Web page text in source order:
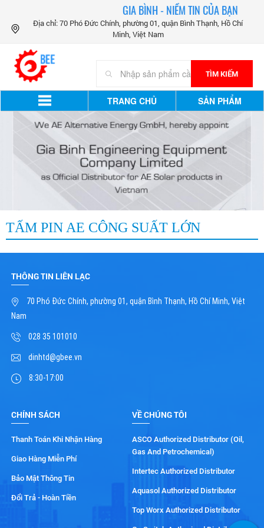
GIA BÌNH - NIỀM TIN CỦA BẠN
Địa chỉ: 70 Phó Đức Chính, phường 01, quận Bình Thạnh, Hồ Chí
Minh, Việt Nam
TÌM KIẾM
TRANG CHỦ SẢN PHẨM
TẤM PIN AE CÔNG SUẤT LỚN
THÔNG TIN LIÊN LẠC
70 Phó Đức Chính, phường 01, quận Bình Thạnh, Hồ Chí Minh, Việt
Nam
028 35 101010
dinhtd@gbee.vn
8:30-17:00
CHÍNH SÁCH
Thanh Toán Khi Nhận Hàng
Giao Hàng Miễn Phí
Bảo Mật Thông Tin
Đổi Trả - Hoàn Tiền
VỀ CHÚNG TÔI
ASCO Authorized Distributor (Oil,
Gas And Petrochemical)
Intertec Authorized Distributor
Aquasol Authorized Distributor
Top Worx Authorized Distributor